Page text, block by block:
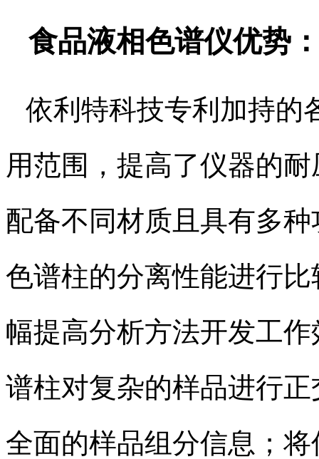
食品液相色谱仪优势
依利特科技专利加持的
用范围，提高了仪器的
配备不同材质且具有多
色谱柱的分离性能进行
幅提高分析方法开发工
谱柱对复杂的样品进行
全面的样品组分信息；